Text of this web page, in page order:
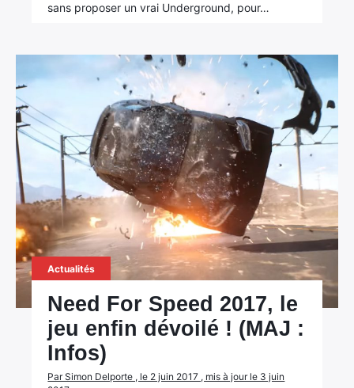
sans proposer un vrai Underground, pour…
Actualités
Need For Speed 2017, le
jeu enfin dévoilé ! (MAJ :
Infos)
Par Simon Delporte , le 2 juin 2017 , mis à jour le 3 juin